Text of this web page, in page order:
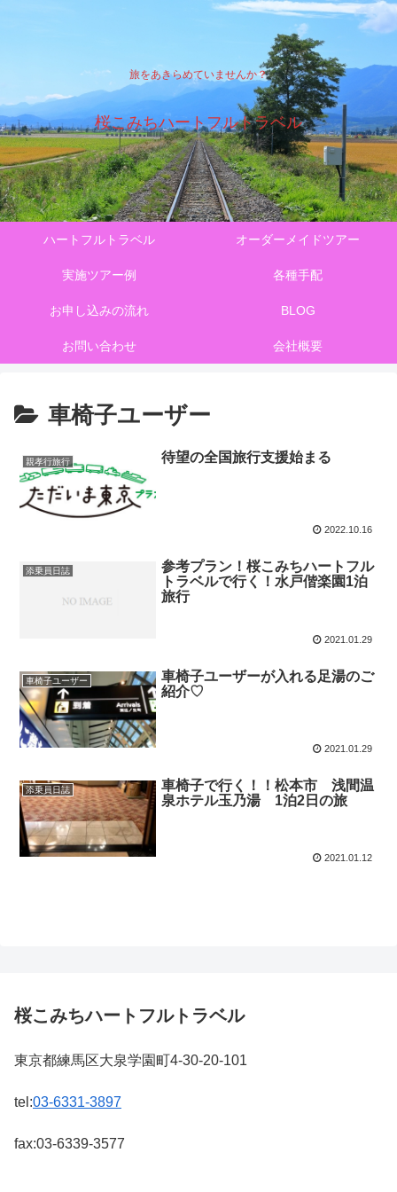
旅をあきらめていませんか？
桜こみちハートフルトラベル
ハートフルトラベル オーダーメイドツアー
実施ツアー例 各種手配
お申し込みの流れ BLOG
お問い合わせ 会社概要
車椅子ユーザー
親孝行旅行 待望の全国旅行支援始まる
2022.10.16
添乗員日誌
参考プラン！桜こみちハートフル
トラベルで行く！水戸偕楽園1泊
旅行
2021.01.29
車椅子ユーザー
車椅子ユーザーが入れる足湯のご
紹介♡
2021.01.29
添乗員日誌
車椅子で行く！！松本市 浅間温
泉ホテル玉乃湯 1泊2日の旅
2021.01.12
桜こみちハートフルトラベル
東京都練馬区大泉学園町4-30-20-101
tel:03-6331-3897
fax:03-6339-3577